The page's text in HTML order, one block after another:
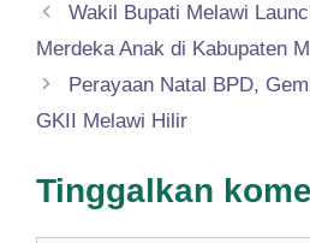
Wakil Bupati Melawi
Merdeka Anak di Kabupaten
Perayaan Natal BPD,
GKII Melawi Hilir
Tinggalkan